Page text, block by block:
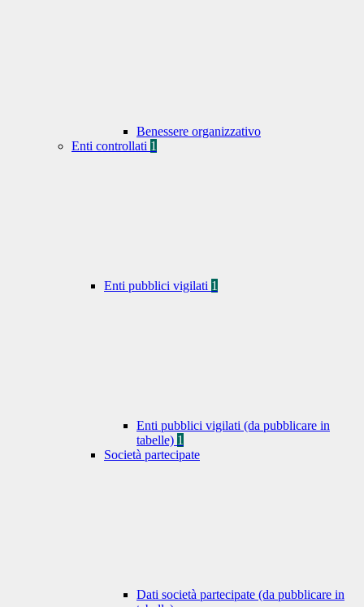
Benessere organizzativo
Enti controllati 1
Enti pubblici vigilati 1
Enti pubblici vigilati (da pubblicare in
tabelle) 1
Società partecipate
Dati società partecipate (da pubblicare in